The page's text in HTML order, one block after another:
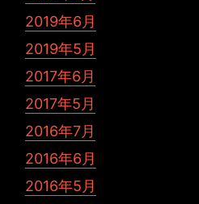
2019年6月
2019年5月
2017年6月
2017年5月
2016年7月
2016年6月
2016年5月